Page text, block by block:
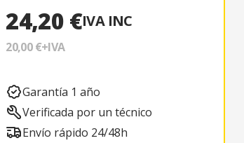
24,20 €IVA INC
20,00 €+IVA
Garantía 1 año
Verificada por un técnico
Envío rápido 24/48h